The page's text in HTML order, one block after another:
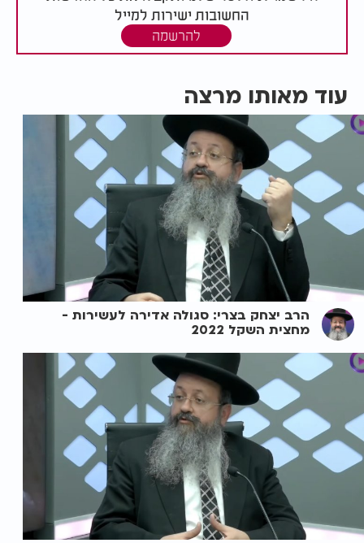
החשובות ישירות למייל
להרשמה
עוד מאותו מרצה
הרב יצחק בצרי: סגולה אדירה לעשירות -
מחצית השקל 2022